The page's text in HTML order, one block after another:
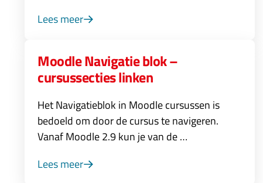
Lees meer
Moodle Navigatie blok –
cursussecties linken
Het Navigatieblok in Moodle cursussen is
bedoeld om door de cursus te navigeren.
Vanaf Moodle 2.9 kun je van de …
Lees meer